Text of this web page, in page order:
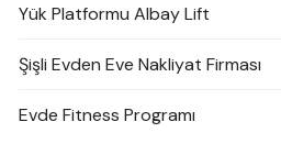
Yük Platformu Albay Lift
Şişli Evden Eve Nakliyat Firması
Evde Fitness Programı